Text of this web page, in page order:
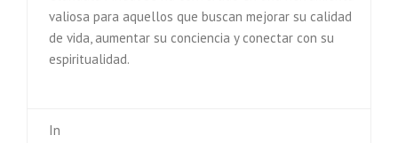
valiosa para aquellos que buscan mejorar su calidad
de vida, aumentar su conciencia y conectar con su
espiritualidad.
In